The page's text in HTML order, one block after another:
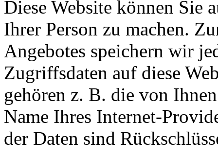
Diese Website können Sie
Ihrer Person zu machen.
Angebotes speichern wir
Zugriffsdaten auf diese
gehören z. B. die von
Name Ihres Internet-
der Daten sind